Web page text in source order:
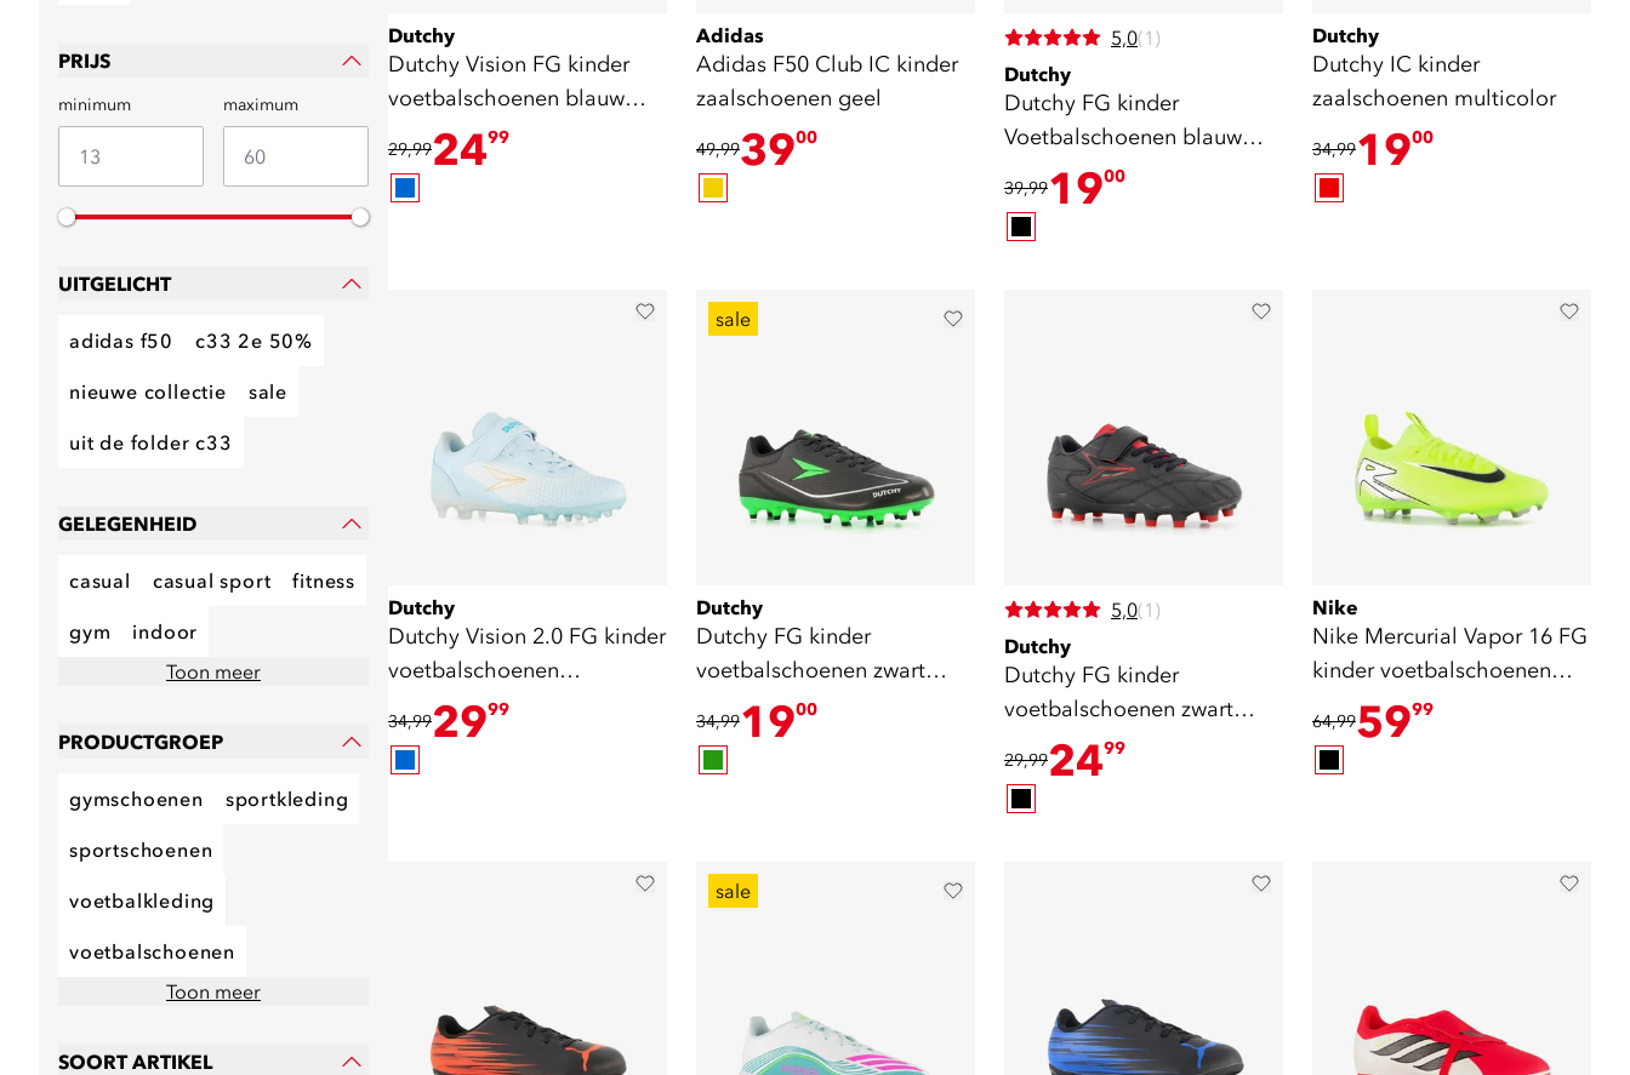
PRIJS
minimum maximum
UITGELICHT
adidas f50 c33 2e 50%
nieuwe collectie sale
uit de folder c33
GELEGENHEID
casual casual sport fitness
gym
indoor
Toon meer
PRODUCTGROEP
gymschoenen sportkleding
sportschoenen
voetbalkleding
voetbalschoenen
Toon meer
SOORT ARTIKEL
Dutchy
Dutchy Vision FG kinder
voetbalschoenen blauw
29,992499
Adidas
Adidas F50 Club IC kinder
zaalschoenen geel
49,993900
5,0(1)
Dutchy
Dutchy FG kinder
Voetbalschoenen blauw
oranje
39,991900
Dutchy
Dutchy IC kinder
zaalschoenen multicolor
34,991900
Dutchy
Dutchy Vision 2.0 FG kinder
voetbalschoenen
lichtblauw
34,992999
sale
Dutchy
Dutchy FG kinder
voetbalschoenen zwart
groen
34,991900
5,0(1)
Dutchy
Dutchy FG kinder
voetbalschoenen zwart
29,992499
Nike
Nike Mercurial Vapor 16 FG
kinder voetbalschoenen
groen
64,995999
sale